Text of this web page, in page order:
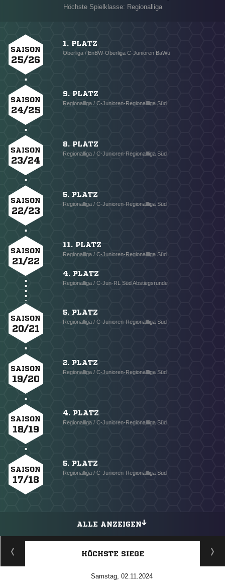
Höchste Spielklasse: Regionalliga
SAISON
25/26
1. PLATZ
Oberliga / EnBW-Oberliga C-Junioren BaWü
SAISON
24/25
9. PLATZ
Regionalliga / C-Junioren-Regionallliga Süd
SAISON
23/24
8. PLATZ
Regionalliga / C-Junioren-Regionallliga Süd
SAISON
22/23
5. PLATZ
Regionalliga / C-Junioren-Regionallliga Süd
SAISON
21/22
11. PLATZ
Regionalliga / C-Junioren-Regionallliga Süd
4. PLATZ
Regionalliga / C-Jun-RL Süd Abstiegsrunde
SAISON
20/21
5. PLATZ
Regionalliga / C-Junioren-Regionallliga Süd
SAISON
19/20
2. PLATZ
Regionalliga / C-Junioren-Regionallliga Süd
SAISON
18/19
4. PLATZ
Regionalliga / C-Junioren-Regionallliga Süd
SAISON
17/18
5. PLATZ
Regionalliga / C-Junioren-Regionallliga Süd
ALLE ANZEIGEN
HÖCHSTE SIEGE
Samstag, 02.11.2024